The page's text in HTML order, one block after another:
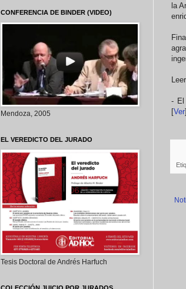
la
- El
[Ver]
CONFERENCIA DE BINDER (VIDEO)
Mendoza, 2005
EL VEREDICTO DEL JURADO
Tesis Doctoral de Andrés Harfuch